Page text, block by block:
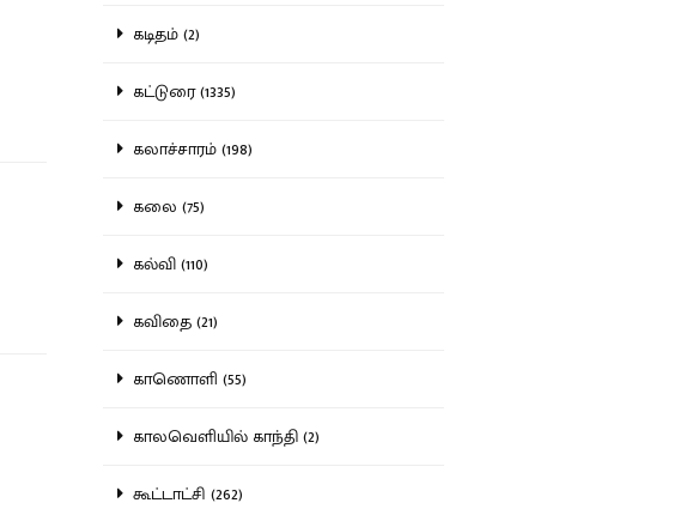
கடிதம் (2)
கட்டுரை (1335)
கலாச்சாரம் (198)
கலை (75)
கல்வி (110)
கவிதை (21)
காணொளி (55)
காலவெளியில் காந்தி (2)
கூட்டாட்சி (262)